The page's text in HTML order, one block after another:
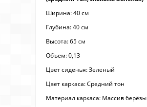
Ширина: 40 см
Глубина: 40 см
Высота: 65 см
Объём: 0,13
Цвет сиденья: Зеленый
Цвет каркаса: Средний тон
Материал каркаса: Массив берёзы